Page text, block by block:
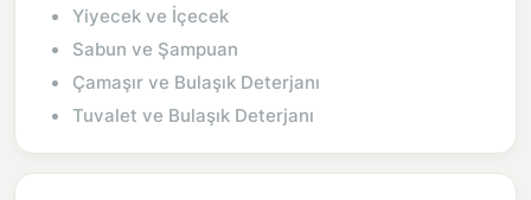
Yiyecek ve İçecek
Sabun ve Şampuan
Çamaşır ve Bulaşık Deterjanı
Tuvalet ve Bulaşık Deterjanı